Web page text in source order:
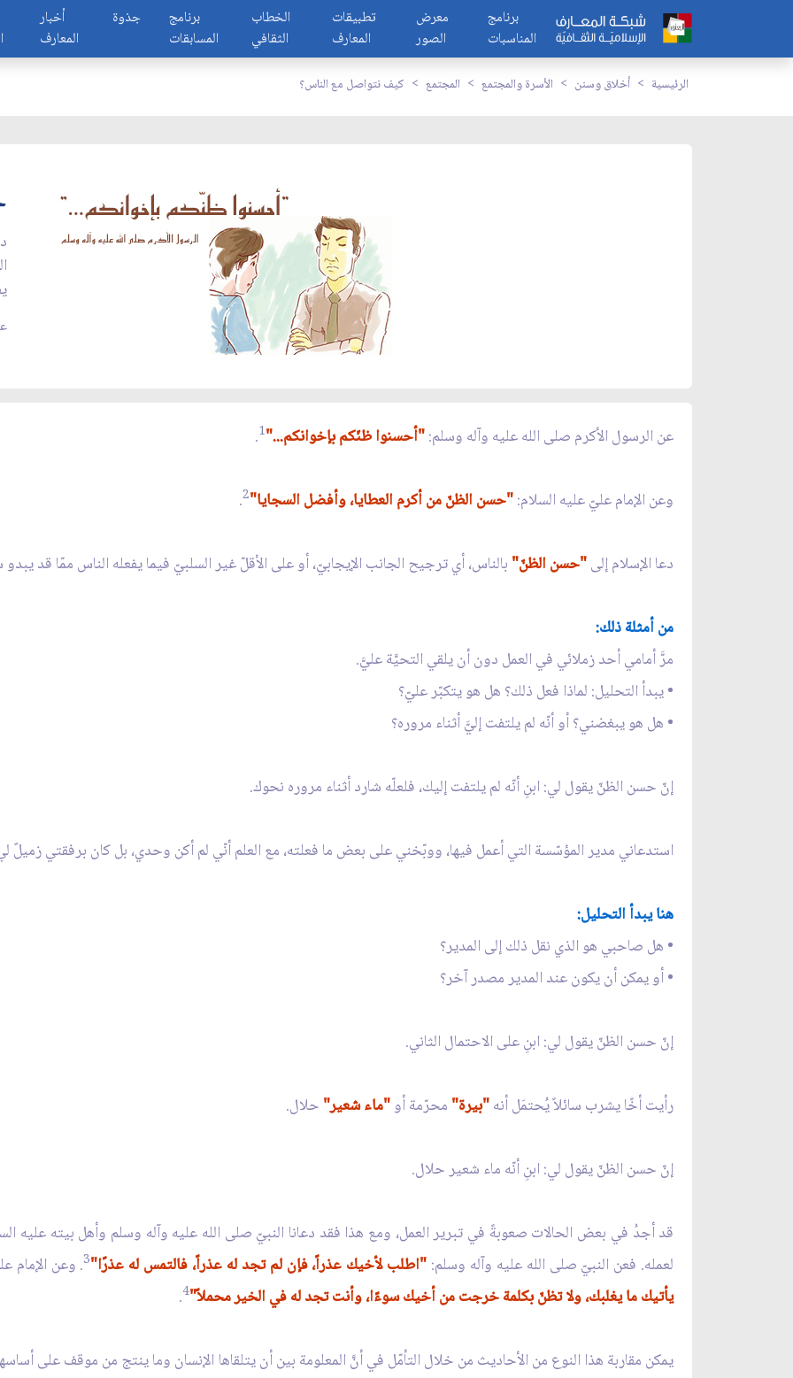
أخبار
المعارف
جذوة
برنامج
المسابقات
الخطاب
الثقافي
تطبيقات
المعارف
معرض
الصور
برنامج
المناسبات
الرئيسية أخلاق وسنن الأسرة والمجتمع المجتمع كيف نتواصل مع الناس؟
عن الرسول الأكرم صلى الله عليه وآله وسلم:"أحسنوا ظنّكم بإخوانكم..."1
.
وعن الإمام عليّ عليه السلام:"حسن الظنّ من أكرم العطايا، وأفضل السجايا"2
.
دعا الإسلام إلى"حسن الظنّ" بالناس، أي ترجيح الجانب الإيجابيّ، أو على الأقلّ غير السلبيّ فيما يفعله الناس ممّا قد يبدو
من أمثلة ذلك:
مرَّ أمامي أحد زملائي في العمل دون أن يلقي التحيَّة عليَّ.
• يبدأ التحليل: لماذا فعل ذلك؟ هل هو يتكبّر عليّ؟
• هل هو يبغضني؟ أو أنّه لم يلتفت إليَّ أثناء مروره؟
إنّ حسن الظنّ يقول لي: ابنِ أنّه لم يلتفت إليك، فلعلّه شارد أثناء مروره نحوك.
استدعاني مدير المؤسّسة التي أعمل فيها، ووبّخني على بعض ما فعلته، مع العلم أنّي لم أكن وحدي، بل كان برفقتي زميلٌ
هنا يبدأ التحليل:
• هل صاحبي هو الذي نقل ذلك إلى المدير؟
• أو يمكن أن يكون عند المدير مصدر آخر؟
إنّ حسن الظنّ يقول لي: ابنِ على الاحتمال الثاني.
رأيت أخًا يشرب سائلاً يُحتمَل أنه"بيرة" محرّمة أو"ماء شعير" حلال.
إنّ حسن الظنّ يقول لي: ابنِ أنّه ماء شعير حلال.
قد أجدُ في بعض الحالات صعوبةً في تبرير العمل، ومع هذا فقد دعانا النبيّ صلى الله عليه وآله وسلم وأهل بيته عليه
لعمله. فعن النبيّ صلى الله عليه وآله وسلم: "اطلب لأخيك عذراً، فإن لم تجد له عذراً، فالتمس له عذرًا"3. وعن الإمام
يأتيك ما يغلبك، ولا تظنّ بكلمة خرجت من أخيك سوءًا، وأنت تجد له في الخير محملاً"4
.
يمكن مقاربة هذا النوع من الأحاديث من خلال التأمّل في أنَّ المعلومة بين أن يتلقاها الإنسان وما ينتج من موقف على